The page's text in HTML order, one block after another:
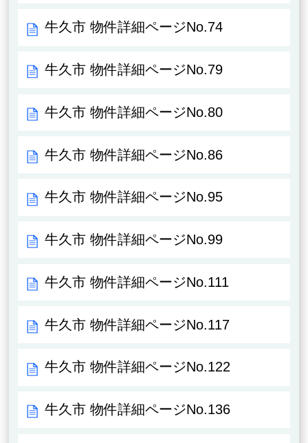
牛久市 物件詳細ページNo.74
牛久市 物件詳細ページNo.79
牛久市 物件詳細ページNo.80
牛久市 物件詳細ページNo.86
牛久市 物件詳細ページNo.95
牛久市 物件詳細ページNo.99
牛久市 物件詳細ページNo.111
牛久市 物件詳細ページNo.117
牛久市 物件詳細ページNo.122
牛久市 物件詳細ページNo.136